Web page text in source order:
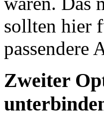
sollten hier
passendere
Zweiter